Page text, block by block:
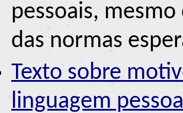
pessoais,
das normas
Texto sobre
linguagem